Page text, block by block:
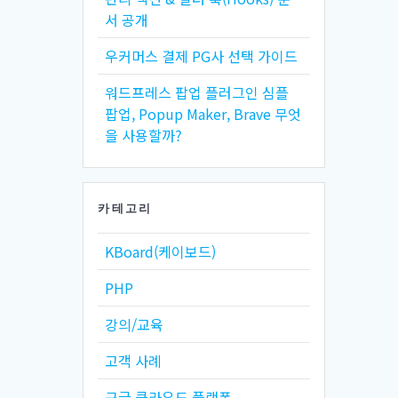
서 공개
우커머스 결제 PG사 선택 가이드
워드프레스 팝업 플러그인 심플
팝업, Popup Maker, Brave 무엇
을 사용할까?
카테고리
KBoard(케이보드)
PHP
강의/교육
고객 사례